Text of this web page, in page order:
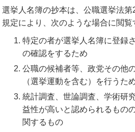
選挙人名簿の抄本は、公職選挙法
規定により、次のような場合に閲覧
特定の者が選挙人名簿に登録
の確認をするため
公職の候補者等、政党その他
（選挙運動を含む）を行うた
統計調査、世論調査、学術研
益性が高いと認められるもの
関するもの